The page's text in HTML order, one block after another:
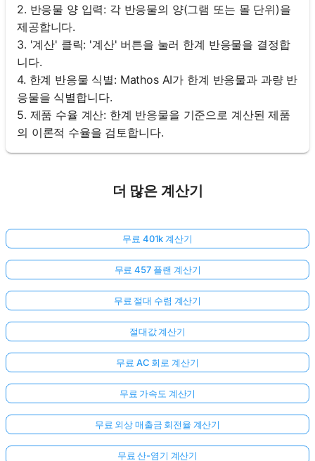
2. 반응물 양 입력: 각 반응물의 양(그램 또는 몰 단위)을
제공합니다.
3. '계산' 클릭: '계산' 버튼을 눌러 한계 반응물을 결정합
니다.
4. 한계 반응물 식별: Mathos AI가 한계 반응물과 과량 반
응물을 식별합니다.
5. 제품 수율 계산: 한계 반응물을 기준으로 계산된 제품
의 이론적 수율을 검토합니다.
더 많은 계산기
무료 401k 계산기
무료 457 플랜 계산기
무료 절대 수렴 계산기
절대값 계산기
무료 AC 회로 계산기
무료 가속도 계산기
무료 외상 매출금 회전율 계산기
무료 산-염기 계산기